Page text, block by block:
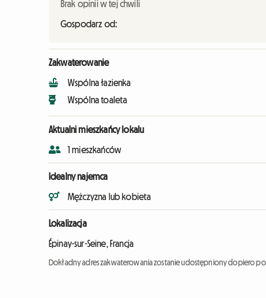
Brak opinii w tej chwili
Gospodarz od:
Zakwaterowanie
Wspólna łazienka
Wspólna toaleta
Aktualni mieszkańcy lokalu
1 mieszkańców
Idealny najemca
Mężczyzna lub kobieta
Lokalizacja
Épinay-sur-Seine, Francja
Dokładny adres zakwaterowania zostanie udostępniony dopiero